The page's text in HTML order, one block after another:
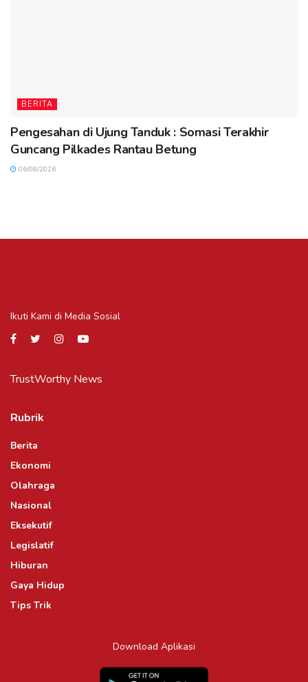
BERITA
Pengesahan di Ujung Tanduk : Somasi Terakhir
Guncang Pilkades Rantau Betung
06/08/2026
Ikuti Kami di Media Sosial
TrustWorthy News
Rubrik
Berita
Ekonomi
Olahraga
Nasional
Eksekutif
Legislatif
Hiburan
Gaya Hidup
Tips Trik
Download Aplikasi